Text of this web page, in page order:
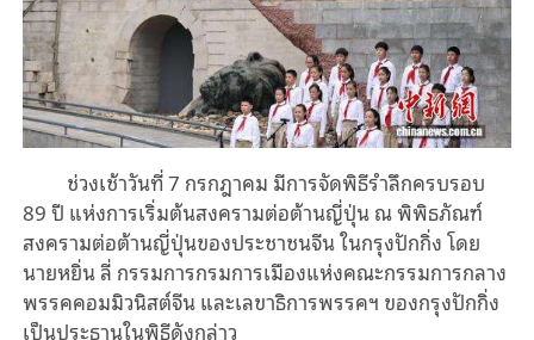
ช่วงเช้าวันที่ 7 กรกฎาคม มีการจัดพิธีรำลึกครบรอบ
89 ปี แห่งการเริ่มต้นสงครามต่อต้านญี่ปุ่น ณ พิพิธภัณฑ์
สงครามต่อต้านญี่ปุ่นของประชาชนจีน ในกรุงปักกิ่ง โดย
นายหยิ่น ลี่ กรรมการกรมการเมืองแห่งคณะกรรมการกลาง
พรรคคอมมิวนิสต์จีน และเลขาธิการพรรคฯ ของกรุงปักกิ่ง
เป็นประธานในพิธีดังกล่าว